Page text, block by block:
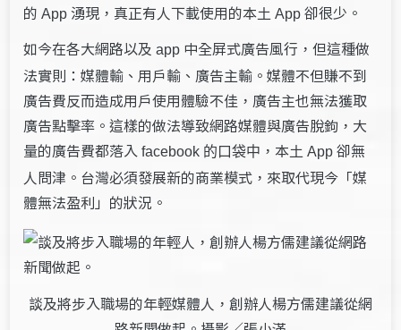
的App湧現，真正有人下載使用的本土App 卻很少。
如今在各大網路以及app 中全屏式廣告風行，但這種做
法實則：媒體輸、用戶輸、廣告主輸。媒體不但賺不到
廣告費反而造成用戶使用體驗不佳，廣告主也無法獲取
廣告點擊率。這樣的做法導致網路媒體與廣告脫鉤，大
量的廣告費都落入facebook 的口袋中 ，本土 App卻無
人問津。台灣必須發展新的商業模式，來取代現今「媒
體無法盈利」的狀況。
談及將步入職場的年輕媒體人，創辦人楊方儒建議從網